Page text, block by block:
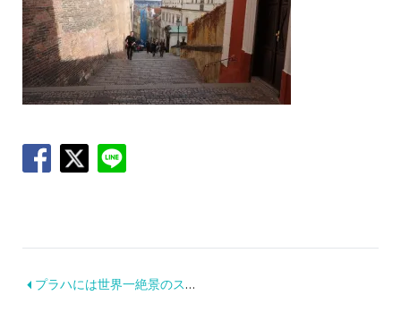
プラハには世界一絶景のスタバがあります！